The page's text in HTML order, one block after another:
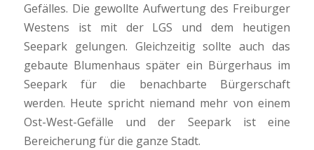
Gefälles. Die gewollte Aufwertung des Freiburger
Westens ist mit der LGS und dem heutigen
Seepark gelungen. Gleichzeitig sollte auch das
gebaute Blumenhaus später ein Bürgerhaus im
Seepark für die benachbarte Bürgerschaft
werden. Heute spricht niemand mehr von einem
Ost-West-Gefälle und der Seepark ist eine
Bereicherung für die ganze Stadt.